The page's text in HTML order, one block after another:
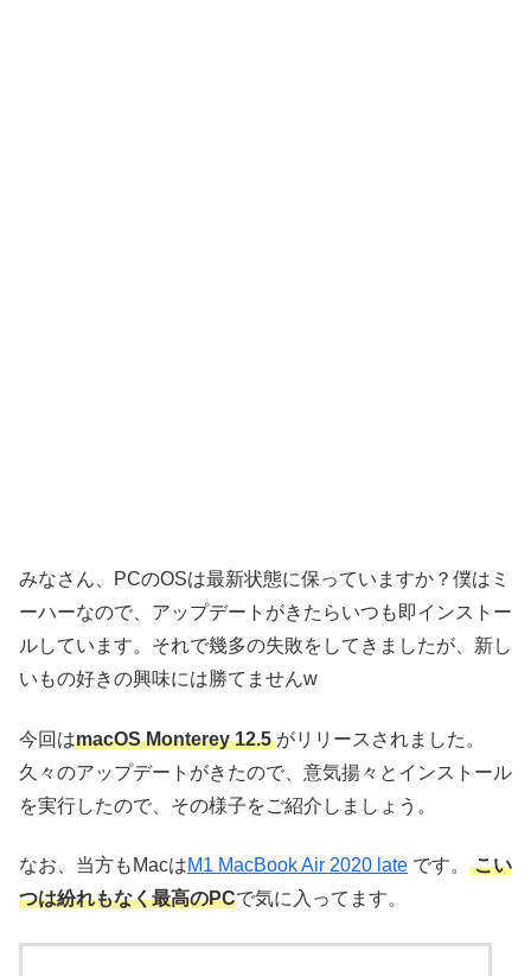
みなさん、PCのOSは最新状態に保っていますか？僕はミ
ーハーなので、アップデートがきたらいつも即インストー
ルしています。それで幾多の失敗をしてきましたが、新し
いもの好きの興味には勝てませんw
今回はmacOS Monterey 12.5がリリースされました。
久々のアップデートがきたので、意気揚々とインストール
を実行したので、その様子をご紹介しましょう。
なお、当方もMacはM1 MacBook Air 2020 late です。 こい
つは紛れもなく最高のPCで気に入ってます。